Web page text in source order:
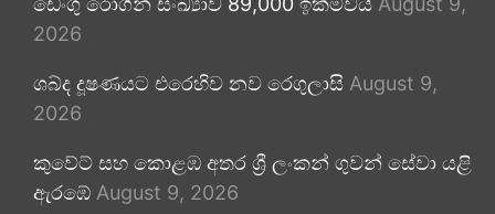
2026
ශබ්ද දූෂණයට එරෙහිව නව රෙගුලාසි August 9,
2026
කුවේට් සහ කොළඹ අතර ශ්‍රී ලංකන් ගුවන් සේවා යළි
ඇරඹේ August 9, 2026